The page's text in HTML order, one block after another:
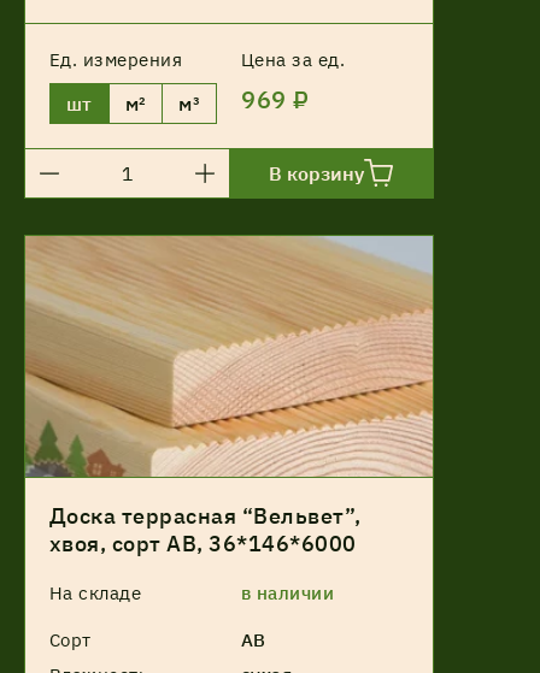
Ед. измерения Цена за ед.
шт м² м³ 969 ₽
В корзину
Доска террасная “Вельвет”,
хвоя, сорт АВ, 36*146*6000
На складе в наличии
Сорт
АВ